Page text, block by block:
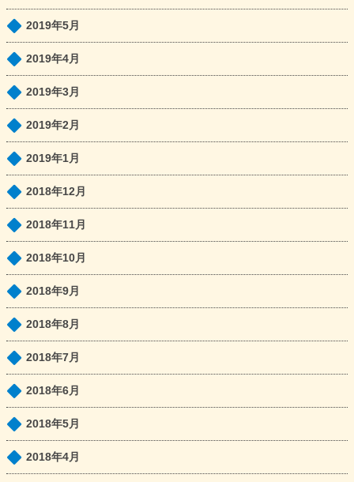
2019年5月
2019年4月
2019年3月
2019年2月
2019年1月
2018年12月
2018年11月
2018年10月
2018年9月
2018年8月
2018年7月
2018年6月
2018年5月
2018年4月